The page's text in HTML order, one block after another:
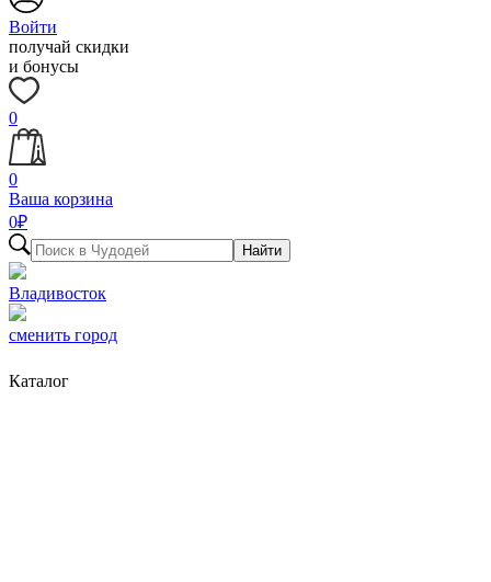
Войти
получай скидки
и бонусы
0
0
Ваша корзина
0₽
Найти
Владивосток
сменить город
Каталог